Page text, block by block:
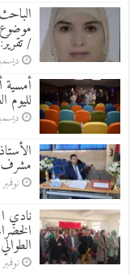
/
ديسمبر
أمسية
لليوم
ديسمبر
مشرف
نوفمبر 28, 2025
نادي
الطوالي
نوفمبر 20,